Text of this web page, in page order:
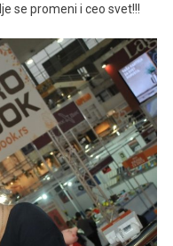
se promeni i ceo svet!!!